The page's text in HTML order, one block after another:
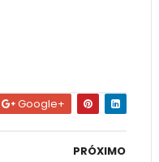
Google+
PRÓXIMO